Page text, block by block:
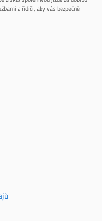
a řidiči, aby vás bezpečně